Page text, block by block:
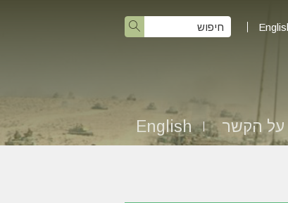
על הקשר English